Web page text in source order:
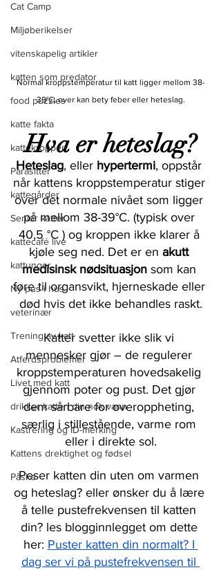
Cat Camp
Miljøberikelser
vitenskapelig artikler
katten som predator
food puzzles
katte fakta
kattekroppen
Parasitter
kattegårder
Senior katter
kattecafé live
kattunger
Ny pus i hus
veterinær
Trening av katt
Atferdsproblemer
Livet med katt
drikker katten din nok vann
Kastrering og ID-merking
Kattens drektighet og fødsel
Påske
Normal kroppstemperatur til katt ligger mellom 38-
39°C, over kan bety feber eller heteslag.
Hva er heteslag?
Heteslag, eller hypertermi, oppstår
når kattens kroppstemperatur stiger
over det normale nivået som ligger
på mellom 38-39°C. (typisk over
40,5 °C ) og kroppen ikke klarer å
kjøle seg ned. Det er en akutt
medisinsk nødsituasjon som kan
føre til organsvikt, hjerneskade eller
død hvis det ikke behandles raskt.
Katter svetter ikke slik vi
mennesker gjør – de regulerer
kroppstemperaturen hovedsakelig
gjennom poter og pust. Det gjør
dem sårbare for overoppheting,
særlig i stillestående, varme rom
eller i direkte sol.
Peser katten din uten om varmen
og heteslag? eller ønsker du å lære
å telle pustefrekvensen til katten
din? les blogginnlegget om dette
her: Puster katten din normalt? I
dag ser vi på pustefrekvensen til